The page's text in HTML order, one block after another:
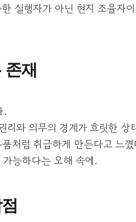
실행자가 아닌 현지 조율자
존재
.
와 의무의 경계가 흐릿한 상
처럼 취급하게 만든다고 느
능하다는 오해 속에.